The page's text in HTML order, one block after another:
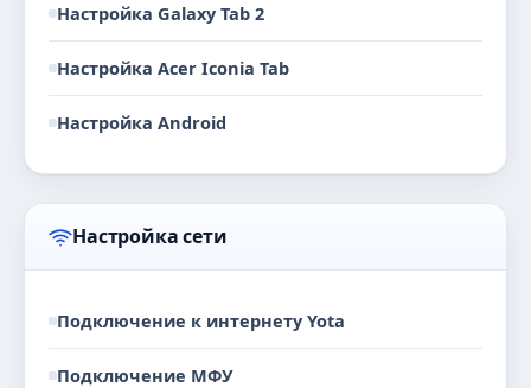
Настройка Galaxy Tab 2
Настройка Acer Iconia Tab
Настройка Android
Настройка сети
Подключение к интернету Yota
Подключение МФУ